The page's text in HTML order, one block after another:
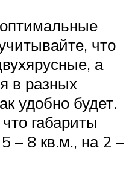
что
а
в разных
удобно будет.
габариты
– 8 кв.м., на 2 –